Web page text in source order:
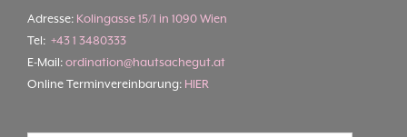
Adresse: Kolingasse 15/1 in 1090 Wien
Tel: +43 1 3480333
E-Mail: ordination@hautsachegut.at
Online Terminvereinbarung: HIER